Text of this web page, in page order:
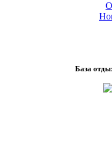
О
База